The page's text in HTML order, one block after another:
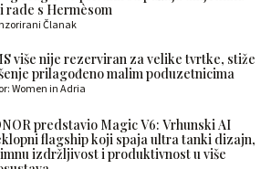
rade s Hermèsom
Članak
više nije rezerviran za velike tvrtke, stiže
prilagođeno malim poduzetnicima
Women in Adria
predstavio Magic V6: Vrhunski AI
flagship koji spaja ultra tanki dizajn,
izdržljivost i produktivnost u više